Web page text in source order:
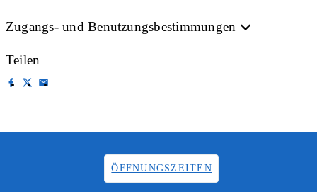
Zugangs- und Benutzungsbestimmungen
Teilen
ÖFFNUNGSZEITEN